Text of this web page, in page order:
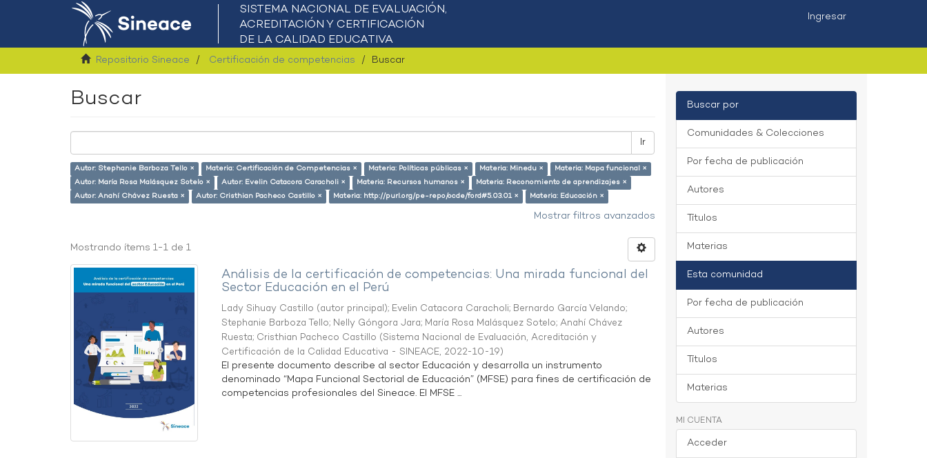
Ingresar
Repositorio Sineace Certificación de competencias Buscar
Buscar
Ir
Autor: Stephanie Barboza Tello × Materia: Certificación de Competencias × Materia: Políticas públicas × Materia: Minedu ×
Materia: Mapa funcional ×
Autor: María Rosa Malásquez Sotelo ×
Autor: Evelin Catacora Caracholi × Materia: Recursos humanos ×
Materia: Reconomiento de aprendizajes ×
Autor: Anahí Chávez Ruesta ×
Autor: Cristhian Pacheco Castillo × Materia: http://purl.org/pe-repo/ocde/ford#5.03.01 × Materia: Educación ×
Mostrar filtros avanzados
Mostrando ítems 1-1 de 1
Análisis de la certificación de competencias: Una mirada funcional del
Sector Educación en el Perú
Lady Sihuay Castillo (autor principal); Evelin Catacora Caracholi; Bernardo García Velando;
Stephanie Barboza Tello; Nelly Góngora Jara; María Rosa Malásquez Sotelo;Anahí Chávez
Ruesta; Cristhian Pacheco Castillo (Sistema Nacional de Evaluación, Acreditación y
Certificación de la Calidad Educativa - SINEACE, 2022-10-19)
El presente documento describe al sector Educación y desarrolla un instrumento
denominado “Mapa Funcional Sectorial de Educación” (MFSE) para fines de certificación de
competencias profesionales del Sineace. El MFSE ...
Buscar por
Comunidades & Colecciones
Por fecha de publicación
Autores
Títulos
Materias
Esta comunidad
Por fecha de publicación
Autores
Títulos
Materias
MI CUENTA
Acceder